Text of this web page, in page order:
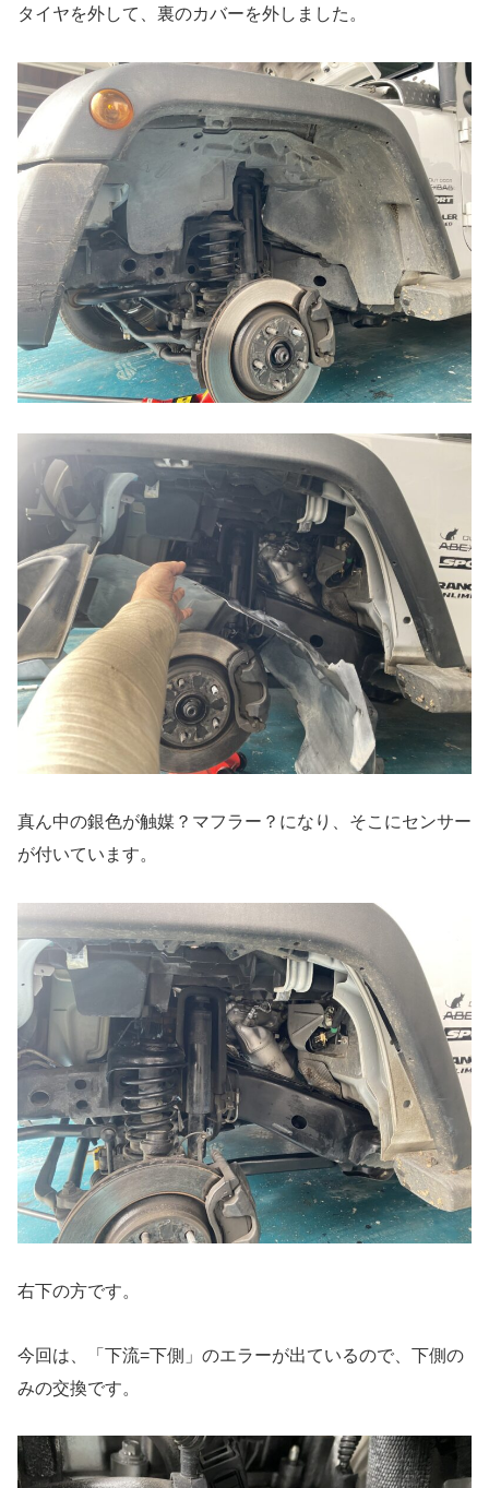
タイヤを外して、裏のカバーを外しました。
真ん中の銀色が触媒？マフラー？になり、そこにセンサー
が付いています。
右下の方です。
今回は、「下流=下側」のエラーが出ているので、下側の
みの交換です。